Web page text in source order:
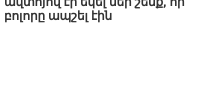
բոլորը ապշել էին